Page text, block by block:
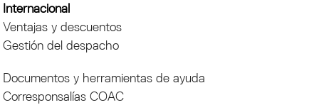
Internacional
Ventajas y descuentos
Gestión del despacho
Documentos y herramientas de ayuda
Corresponsalías COAC